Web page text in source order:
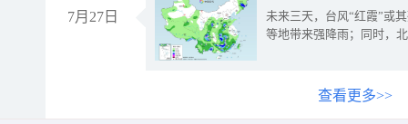
7月27日
未来三天，台风“红霞”或
等地带来强降雨；同时，
查看更多>>